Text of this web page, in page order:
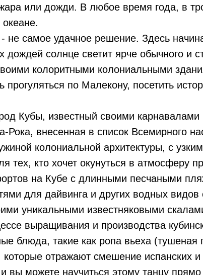
или дожди. В любое время года, в
самое удачное решение. Здесь
солнце светит ярче обычного и
колоритными колониальными
по Малекону, посетить
Кубы, известный своими
Рока, внесенная в список Всемирного
колониальной архитектуры, с
тех, кто хочет окунуться в атмосферу
на Кубе с длинными песчаными
для дайвинга и других водных видов
уникальными известняковыми
выращивания и производства
блюда, такие как ропа вьеха
отражают смешение испанских
вы можете научиться этому танцу